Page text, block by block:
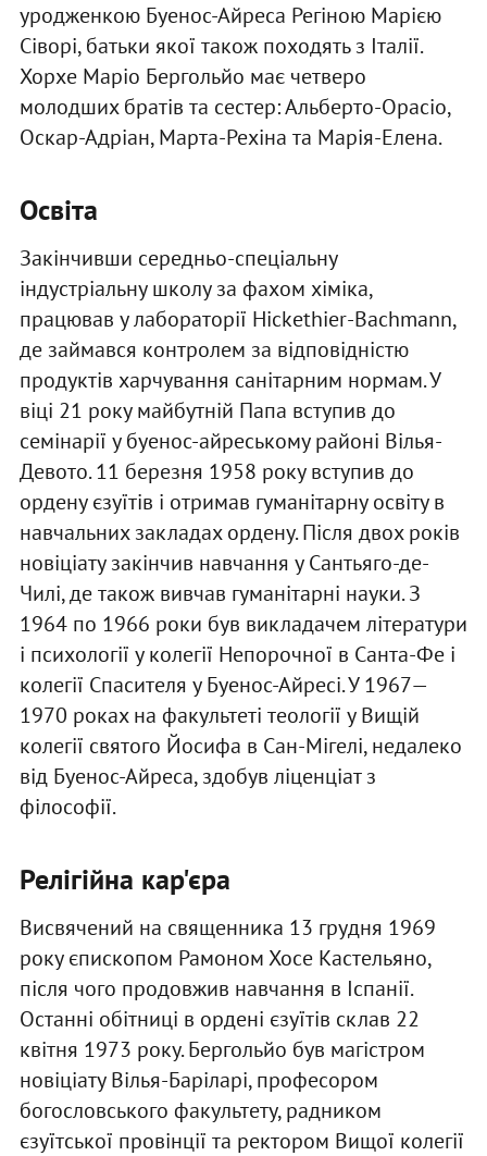
уродженкою Буенос-Айреса Регіною Марією
Сіворі, батьки якої також походять з Італії.
Хорхе Маріо Бергольйо має четверо
молодших братів та сестер: Альберто-Орасіо,
Оскар-Адріан, Марта-Рехіна та Марія-Елена.
Освіта
Закінчивши середньо-спеціальну
індустріальну школу за фахом хіміка,
працював у лабораторії Hickethier-Bachmann,
де займався контролем за відповідністю
продуктів харчування санітарним нормам. У
віці 21 року майбутній Папа вступив до
семінарії у буенос-айреському районі Вілья-
Девото. 11 березня 1958 року вступив до
ордену єзуїтів і отримав гуманітарну освіту в
навчальних закладах ордену. Після двох років
новіціату закінчив навчання у Сантьяго-де-
Чилі, де також вивчав гуманітарні науки. З
1964 по 1966 роки був викладачем літератури
і психології у колегії Непорочної в Санта-Фе і
колегії Спасителя у Буенос-Айресі. У 1967—
1970 роках на факультеті теології у Вищій
колегії святого Йосифа в Сан-Мігелі, недалеко
від Буенос-Айреса, здобув ліценціат з
філософії.
Релігійна кар'єра
Висвячений на священника 13 грудня 1969
року єпископом Рамоном Хосе Кастельяно,
після чого продовжив навчання в Іспанії.
Останні обітниці в ордені єзуїтів склав 22
квітня 1973 року. Бергольйо був магістром
новіціату Вілья-Баріларі, професором
богословського факультету, радником
єзуїтської провінції та ректором Вищої колегії